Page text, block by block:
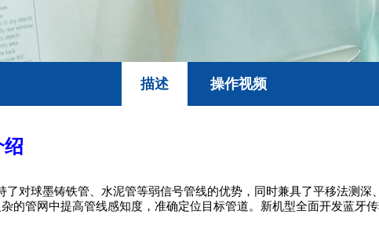
描述 操作视频
对球墨铸铁管、水泥管等弱信号管线的优势，同时兼具了平移法测
的管网中提高管线感知度，准确定位目标管道。新机型全面开发蓝牙